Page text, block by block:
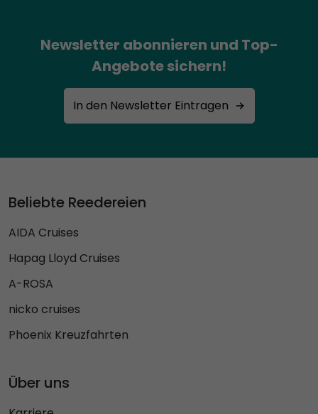
Newsletter abonnieren und Top-
Angebote sichern!
In den Newsletter Eintragen
Beliebte Reedereien
AIDA Cruises
Hapag Lloyd Cruises
A-ROSA
nicko cruises
Phoenix Kreuzfahrten
Über uns